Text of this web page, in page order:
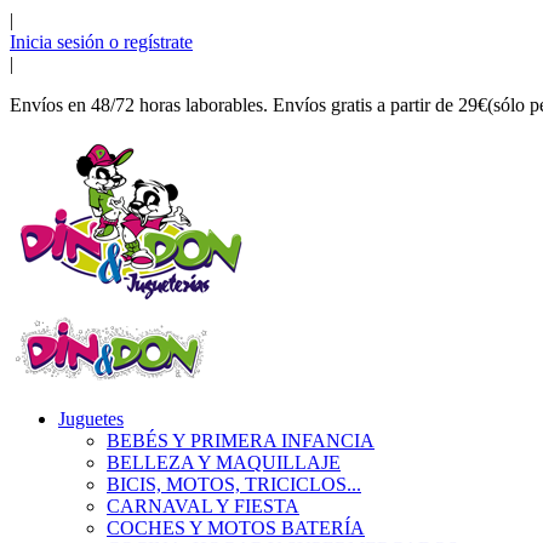
|
Inicia sesión o regístrate
|
Envíos en 48/72 horas laborables. Envíos gratis a partir de 29€(sólo
Juguetes
BEBÉS Y PRIMERA INFANCIA
BELLEZA Y MAQUILLAJE
BICIS, MOTOS, TRICICLOS...
CARNAVAL Y FIESTA
COCHES Y MOTOS BATERÍA